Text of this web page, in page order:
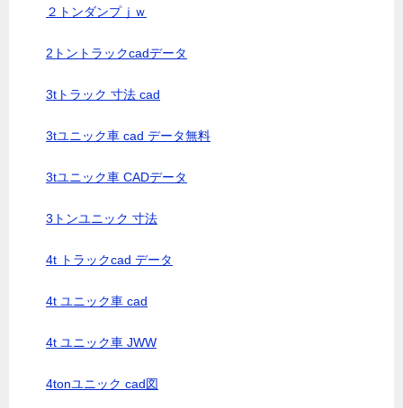
２トンダンプｊｗ
2トントラックcadデータ
3tトラック 寸法 cad
3tユニック車 cad データ無料
3tユニック車 CADデータ
3トンユニック 寸法
4t トラックcad データ
4t ユニック車 cad
4t ユニック車 JWW
4tonユニック cad図